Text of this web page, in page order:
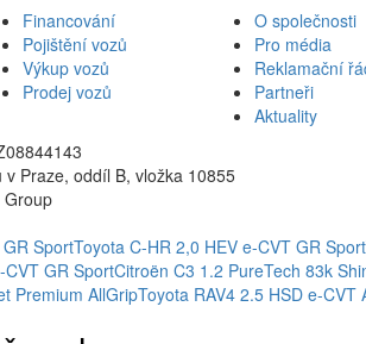
Financování
Pojištění vozů
Výkup vozů
Prodej vozů
O společnosti
Pro média
Reklamační
Partneři
Aktuality
Praze, oddíl B, vložka 10855
SportToyota C-HR 2,0 HEV e-CVT GR Sport
GR SportCitroën C3 1.2 PureTech 83k
Premium AllGripToyota RAV4 2.5 HSD e-CVT